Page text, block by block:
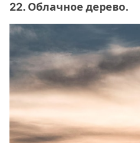
22. Облачное дерево.